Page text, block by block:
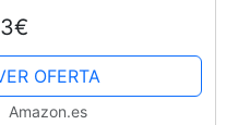
OFERTA
Amazon.es